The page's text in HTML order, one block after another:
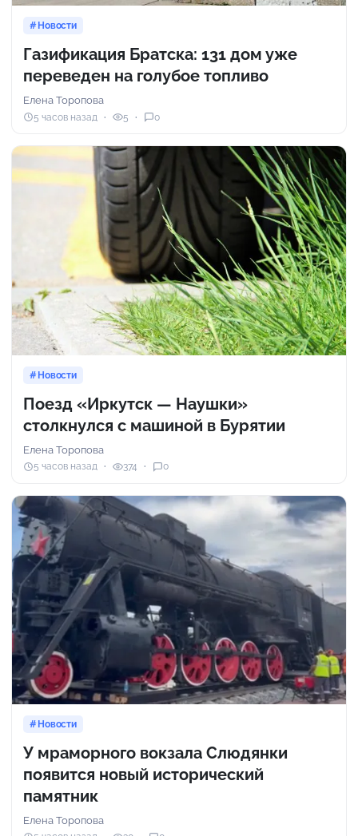
Новости
Газификация Братска: 131 дом уже
переведен на голубое топливо
Елена Торопова
5 часов назад 5 0
Новости
Поезд «Иркутск — Наушки»
столкнулся с машиной в Бурятии
Елена Торопова
5 часов назад 374 0
Новости
У мраморного вокзала Слюдянки
появится новый исторический
памятник
Елена Торопова